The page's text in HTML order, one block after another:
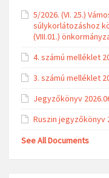
5/2026. (VI. 25.)
súlykorlátozáshoz
(VIII.01.)
4. számú melléklet
3. számú melléklet
Jegyzőkönyv
Ruszin jegyzőkönyv
See All Documents